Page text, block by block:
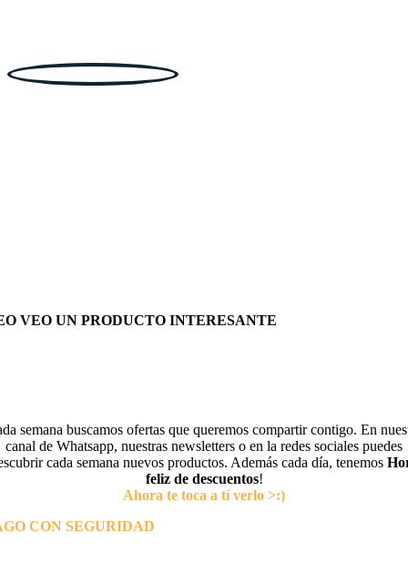
VEO UN PRODUCTO INTERESANTE
semana buscamos ofertas que queremos compartir contigo. En
canal de Whatsapp, nuestras newsletters o en la redes sociales puedes
cada semana nuevos productos. Además cada día, tenemos
feliz de descuentos!
Ahora te toca a tí verlo >:)
CON SEGURIDAD